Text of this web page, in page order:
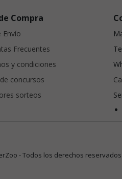
Compra
Envío
Frecuentes
y condiciones
concursos
sorteos
- Todos los derechos reservados